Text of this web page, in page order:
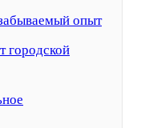
опыт
городской